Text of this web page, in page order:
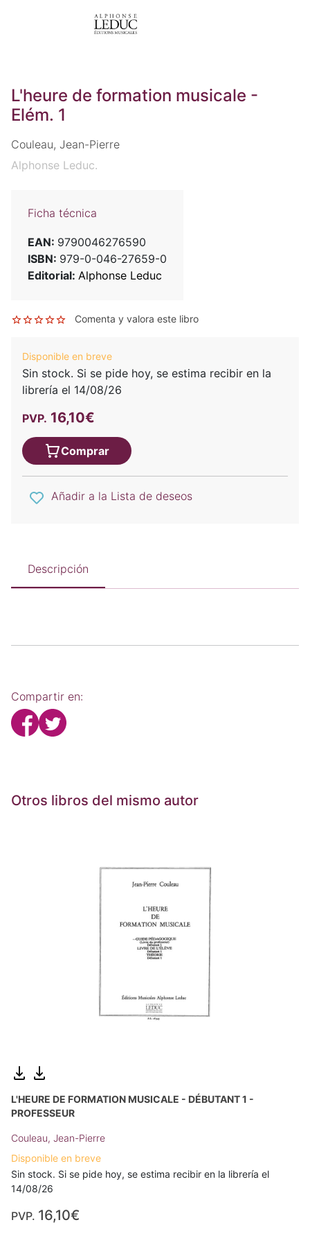
L'heure de formation musicale -
Elém. 1
Couleau, Jean-Pierre
Alphonse Leduc.
Ficha técnica
EAN: 9790046276590
ISBN: 979-0-046-27659-0
Editorial: Alphonse Leduc
Comenta y valora este libro
Disponible en breve
Sin stock. Si se pide hoy, se estima recibir en la
librería el 14/08/26
PVP. 16,10€
Comprar
Añadir a la Lista de deseos
Descripción
Compartir en:
Otros libros del mismo autor
L'HEURE DE FORMATION MUSICALE - DÉBUTANT 1 -
PROFESSEUR
Couleau, Jean-Pierre
Disponible en breve
Sin stock. Si se pide hoy, se estima recibir en la librería el
14/08/26
PVP. 16,10€